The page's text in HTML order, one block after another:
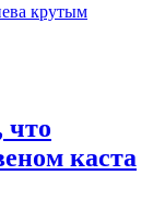
крутым
что
каста